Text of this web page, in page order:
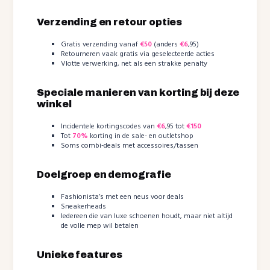
Verzending en retour opties
Gratis verzending vanaf€50 (anders€6,95)
Retourneren vaak gratis via geselecteerde acties
Vlotte verwerking, net als een strakke penalty
Speciale manieren van korting bij deze
winkel
Incidentele kortingscodes van€6,95 tot€150
Tot 70% korting in de sale- en outletshop
Soms combi-deals met accessoires/tassen
Doelgroep en demografie
Fashionista’s met een neus voor deals
Sneakerheads
Iedereen die van luxe schoenen houdt, maar niet altijd
de volle mep wil betalen
Unieke features